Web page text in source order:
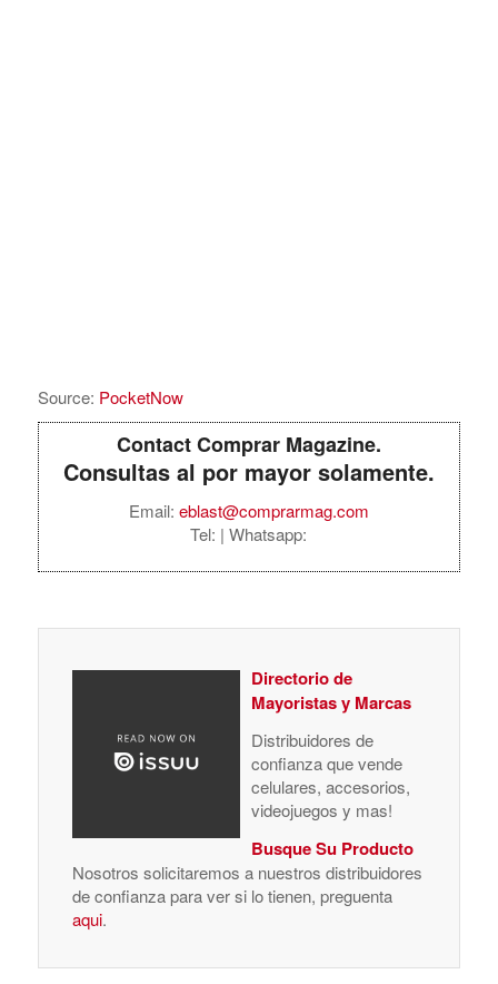
Source: PocketNow
Contact Comprar Magazine.
Consultas al por mayor solamente.
Email: eblast@comprarmag.com
Tel: | Whatsapp:
Directorio de
Mayoristas y Marcas
Distribuidores de
confianza que vende
celulares, accesorios,
videojuegos y mas!
Busque Su Producto
Nosotros solicitaremos a nuestros distribuidores
de confianza para ver si lo tienen, preguenta
aqui.